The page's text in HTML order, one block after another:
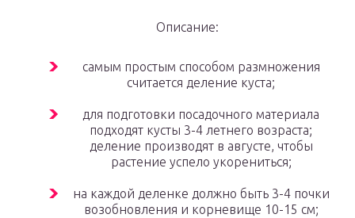
Описание:
самым простым способом размножения
считается деление куста;
для подготовки посадочного материала
подходят кусты 3-4 летнего возраста;
деление производят в августе, чтобы
растение успело укорениться;
на каждой деленке должно быть 3-4 почки
возобновления и корневище 10-15 см;